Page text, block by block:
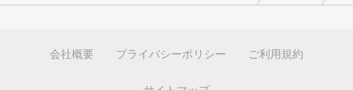
会社概要 プライバシーポリシー ご利用規約